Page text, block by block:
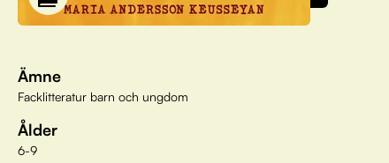
Ämne
Facklitteratur barn och ungdom
Ålder
6-9